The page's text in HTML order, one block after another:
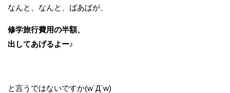
なんと、なんと、ばあばが、
修学旅行費用の半額、
出してあげるよー♪
と言うではないですか(w´Д`w)